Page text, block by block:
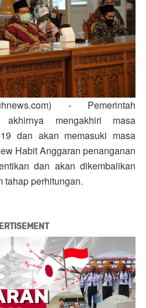
- Pemerintah
akhirnya mengakhiri masa
dan akan memasuki masa
Habit Anggaran penanganan
dan akan dikembalikan
tahap perhitungan.